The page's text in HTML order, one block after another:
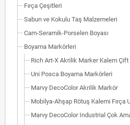
Fırça Çeşitleri
Sabun ve Kokulu Taş Malzemeleri
Cam-Seramik-Porselen Boyası
Boyama Markörleri
Rich Art-X Akrilik Marker Kalem
Uni Posca Boyama Markörleri
Marvy DecoColor Akrilik Markör
Mobilya-Ahşap Rötuş Kalemi Fırça
Marvy DecoColor Industrial Çok